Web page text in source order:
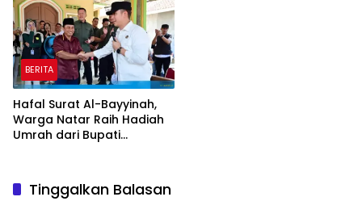
BERITA
Hafal Surat Al-Bayyinah,
Warga Natar Raih Hadiah
Umrah dari Bupati
Tinggalkan Balasan